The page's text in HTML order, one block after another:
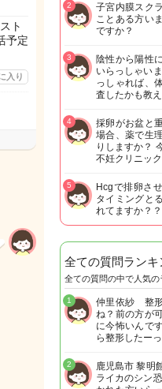
ト
予定
入り
子宮内膜スク
ことある方い
ですか？
2
陰性から陽性
いらっしゃい
っしゃれば、
査したかも教
3
採卵がお盆と
場合、薬で生
りしますか？
不妊クリニッ
4
Hcgで排卵さ
タイミングと
れてますか？？
5
全ての質問ランキ
全ての質問の中で人気の
仲里依紗 整
ね？前の方が
に今怖いんで
ら整形したー
1
鹿児島市 黎明
ライカのシン
2